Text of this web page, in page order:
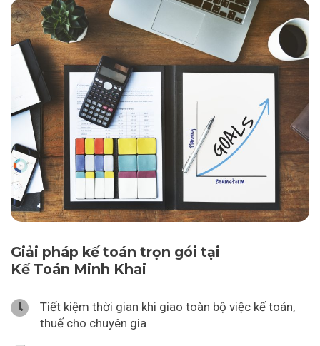
Giải pháp kế toán trọn gói tại
Kế Toán Minh Khai
Tiết kiệm thời gian khi giao toàn bộ việc kế toán,
thuế cho chuyên gia